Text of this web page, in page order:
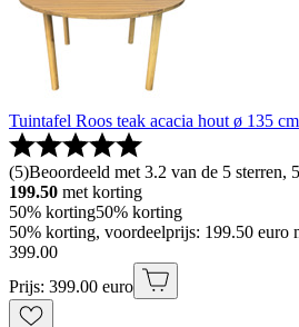
Tuintafel Roos teak acacia hout ø 135 cm
(5)Beoordeeld met 3.2 van de 5 sterren,
199.50 met korting
50% korting50% korting
50% korting, voordeelprijs: 199.50 euro
399.00
Prijs: 399.00 euro